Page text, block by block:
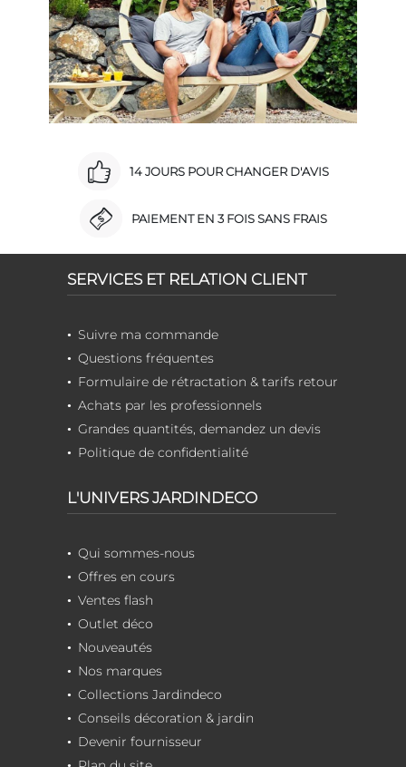
14 JOURS POUR CHANGER D'AVIS
PAIEMENT EN 3 FOIS SANS FRAIS
SERVICES ET RELATION CLIENT
Suivre ma commande
Questions fréquentes
Formulaire de rétractation & tarifs retour
Achats par les professionnels
Grandes quantités, demandez un devis
Politique de confidentialité
L'UNIVERS JARDINDECO
Qui sommes-nous
Offres en cours
Ventes flash
Outlet déco
Nouveautés
Nos marques
Collections Jardindeco
Conseils décoration & jardin
Devenir fournisseur